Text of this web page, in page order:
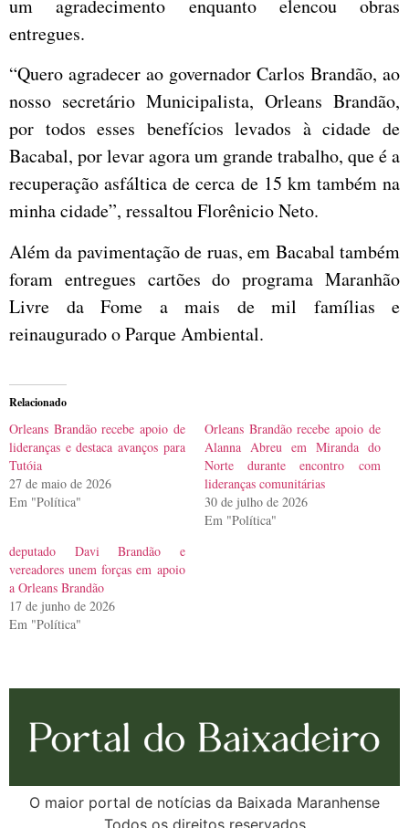
um agradecimento enquanto elencou obras
entregues.
“Quero agradecer ao governador Carlos Brandão, ao
nosso secretário Municipalista, Orleans Brandão,
por todos esses benefícios levados à cidade de
Bacabal, por levar agora um grande trabalho, que é a
recuperação asfáltica de cerca de 15 km também na
minha cidade”, ressaltou Florênicio Neto.
Além da pavimentação de ruas, em Bacabal também
foram entregues cartões do programa Maranhão
Livre da Fome a mais de mil famílias e
reinaugurado o Parque Ambiental.
Relacionado
Orleans Brandão recebe apoio de
lideranças e destaca avanços para
Tutóia
27 de maio de 2026
Em "Política"
Orleans Brandão recebe apoio de
Alanna Abreu em Miranda do
Norte durante encontro com
lideranças comunitárias
30 de julho de 2026
Em "Política"
deputado Davi Brandão e
vereadores unem forças em apoio
a Orleans Brandão
17 de junho de 2026
Em "Política"
O maior portal de notícias da Baixada Maranhense
Todos os direitos reservados